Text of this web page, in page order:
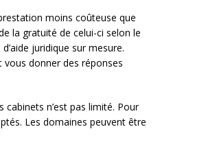
moins coûteuse que
la gratuité de celui-ci selon le
juridique sur mesure.
donner des réponses
n’est pas limité. Pour
Les domaines peuvent être